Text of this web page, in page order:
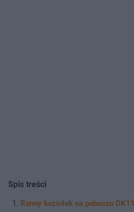
Spis treści
Ranny koziołek na poboczu DK11